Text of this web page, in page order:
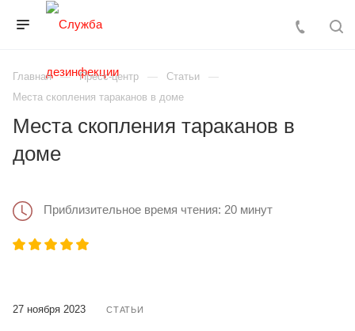
Главная Пресс-центр
Статьи
Места скопления тараканов в доме
Места скопления тараканов в
доме
Приблизительное время чтения: 20 минут
27 ноября 2023 СТАТЬИ